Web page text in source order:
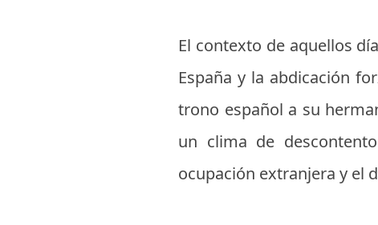
El contexto de aquellos
España y la abdicación
trono español a su
un clima de
ocupación extranjera y el